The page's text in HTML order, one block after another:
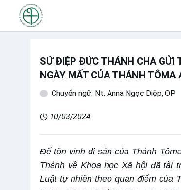
SỨ ĐIỆP ĐỨC THÁNH CHA GỬI
NGÀY MẤT CỦA THÁNH TÔMA
Chuyển ngữ: Nt. Anna Ngọc Diệp, OP
10/03/2024
Để tôn vinh di sản của Thánh
Thánh về Khoa học Xã hội đã tài
Luật tự nhiên theo quan điểm của